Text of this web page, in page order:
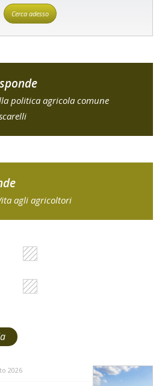
Cerca adesso
politica agricola comune
agli agricoltori
2026